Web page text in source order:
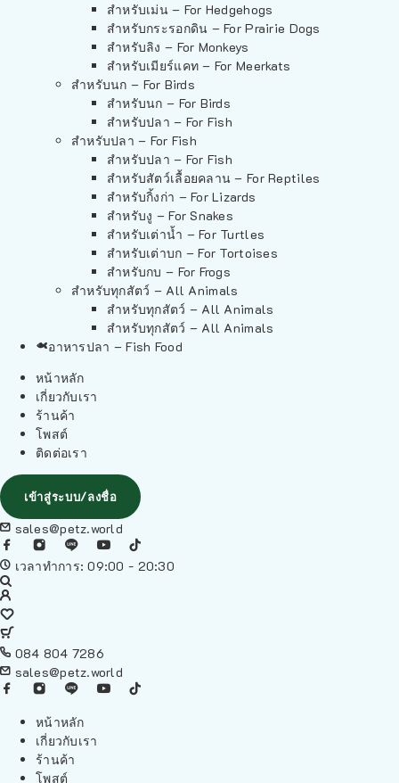
สำหรับเม่น – For Hedgehogs
สำหรับกระรอกดิน – For Prairie Dogs
สำหรับลิง – For Monkeys
สำหรับเมียร์แคท – For Meerkats
สำหรับนก – For Birds
สำหรับนก – For Birds
สำหรับปลา – For Fish
สำหรับปลา – For Fish
สำหรับปลา – For Fish
สำหรับสัตว์เลื้อยคลาน – For Reptiles
สำหรับกิ้งก่า – For Lizards
สำหรับงู – For Snakes
สำหรับเต่าน้ำ – For Turtles
สำหรับเต่าบก – For Tortoises
สำหรับกบ – For Frogs
สำหรับทุกสัตว์ – All Animals
สำหรับทุกสัตว์ – All Animals
สำหรับทุกสัตว์ – All Animals
อาหารปลา – Fish Food
หน้าหลัก
เกี่ยวกับเรา
ร้านค้า
โพสต์
ติดต่อเรา
เข้าสู่ระบบ/ลงชื่อ
sales@petz.world
เวลาทำการ: 09:00 - 20:30
084 804 7286
sales@petz.world
หน้าหลัก
เกี่ยวกับเรา
ร้านค้า
โพสต์